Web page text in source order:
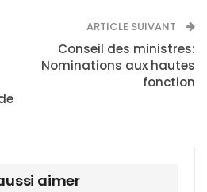
ARTICLE SUIVANT
Conseil des ministres:
Nominations aux hautes
fonction
aimer